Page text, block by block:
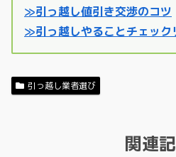
≫引っ越し値引き交渉のコツ
≫引っ越しやることチェック
引っ越し業者選び
関連